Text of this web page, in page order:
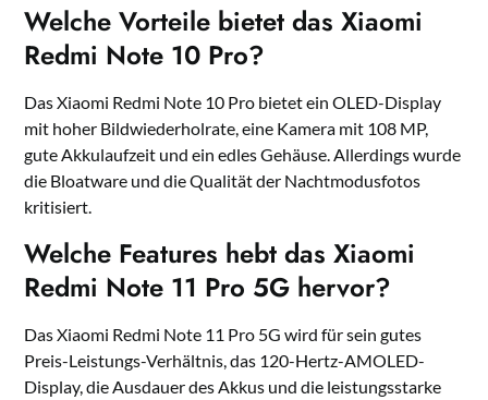
Welche Vorteile bietet das Xiaomi
Redmi Note 10 Pro?
Das Xiaomi Redmi Note 10 Pro bietet ein OLED-Display
mit hoher Bildwiederholrate, eine Kamera mit 108 MP,
gute Akkulaufzeit und ein edles Gehäuse. Allerdings wurde
die Bloatware und die Qualität der Nachtmodusfotos
kritisiert.
Welche Features hebt das Xiaomi
Redmi Note 11 Pro 5G hervor?
Das Xiaomi Redmi Note 11 Pro 5G wird für sein gutes
Preis-Leistungs-Verhältnis, das 120-Hertz-AMOLED-
Display, die Ausdauer des Akkus und die leistungsstarke